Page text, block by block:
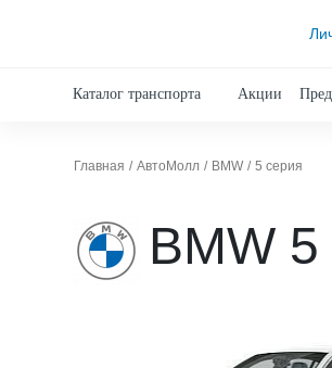
Каталог транспорта Акции
Главная АвтоМолл BMW 5 серия
BMW